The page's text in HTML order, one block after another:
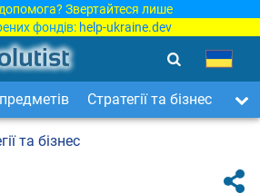
Звертайтеся лише
фондів: help-ukraine.dev
Стратегії та бізнес
та бізнес